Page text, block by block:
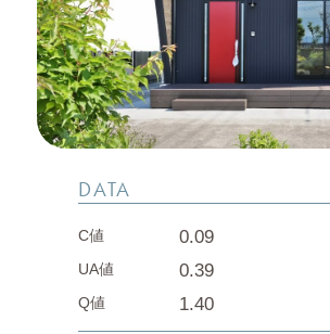
DATA
C値 0.09
UA値 0.39
Q値 1.40